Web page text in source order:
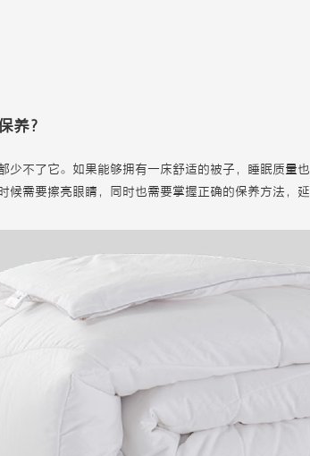
养？
少不了它。如果能够拥有一床舒适的被子，睡眠质量
候需要擦亮眼睛，同时也需要掌握正确的保养方法，